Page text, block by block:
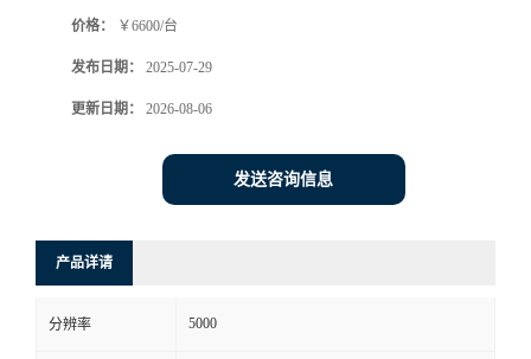
价格： ￥6600/台
发布日期： 2025-07-29
更新日期： 2026-08-06
发送咨询信息
产品详请
分辨率 5000